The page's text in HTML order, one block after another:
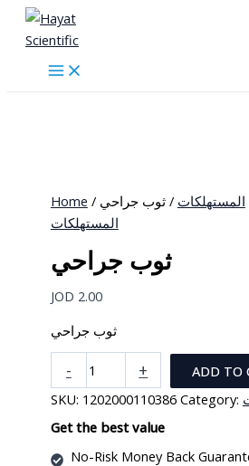
Skip
content
Home / المستهلكات / ثوب جراحي
المستهلكات
ثوب جراحي
JOD 2.00
ثوب جراحي
-
جراحي
quantity
+
ADD TO
SKU: 1202000110386 Category:
Get the best value
No-Risk Money Back